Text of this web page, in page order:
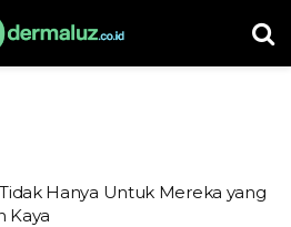
Hanya Untuk Mereka yang
Kaya